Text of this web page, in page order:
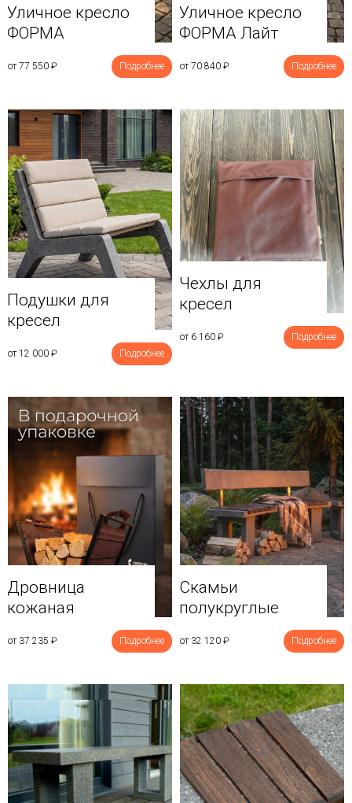
Уличное кресло
ФОРМА
от 77 550 ₽ Подробнее
Уличное кресло
ФОРМА Лайт
от 70 840 ₽ Подробнее
Подушки для
кресел
от 12 000 ₽ Подробнее
Чехлы для
кресел
от 6 160 ₽ Подробнее
Дровница
кожаная
от 37 235 ₽ Подробнее
Скамьи
полукруглые
от 32 120 ₽ Подробнее